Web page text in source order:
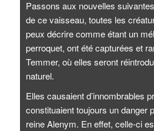
Passons aux nouvelles
de ce vaisseau, toutes les
peux décrire comme étant un
perroquet, ont été capturées et
Temmer, où elles seront
naturel.
Elles causaient d’innombrables
constituaient toujours un danger
reine Alenym. En effet, celle-ci